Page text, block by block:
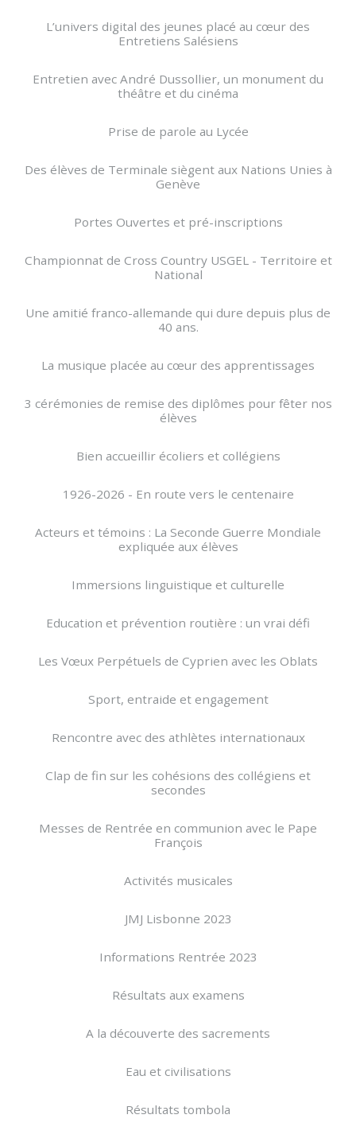
L’univers digital des jeunes placé au cœur des
Entretiens Salésiens
Entretien avec André Dussollier, un monument du
théâtre et du cinéma
Prise de parole au Lycée
Des élèves de Terminale siègent aux Nations Unies à
Genève
Portes Ouvertes et pré-inscriptions
Championnat de Cross Country USGEL - Territoire et
National
Une amitié franco-allemande qui dure depuis plus de
40 ans.
La musique placée au cœur des apprentissages
3 cérémonies de remise des diplômes pour fêter nos
élèves
Bien accueillir écoliers et collégiens
1926-2026 - En route vers le centenaire
Acteurs et témoins : La Seconde Guerre Mondiale
expliquée aux élèves
Immersions linguistique et culturelle
Education et prévention routière : un vrai défi
Les Vœux Perpétuels de Cyprien avec les Oblats
Sport, entraide et engagement
Rencontre avec des athlètes internationaux
Clap de fin sur les cohésions des collégiens et
secondes
Messes de Rentrée en communion avec le Pape
François
Activités musicales
JMJ Lisbonne 2023
Informations Rentrée 2023
Résultats aux examens
A la découverte des sacrements
Eau et civilisations
Résultats tombola